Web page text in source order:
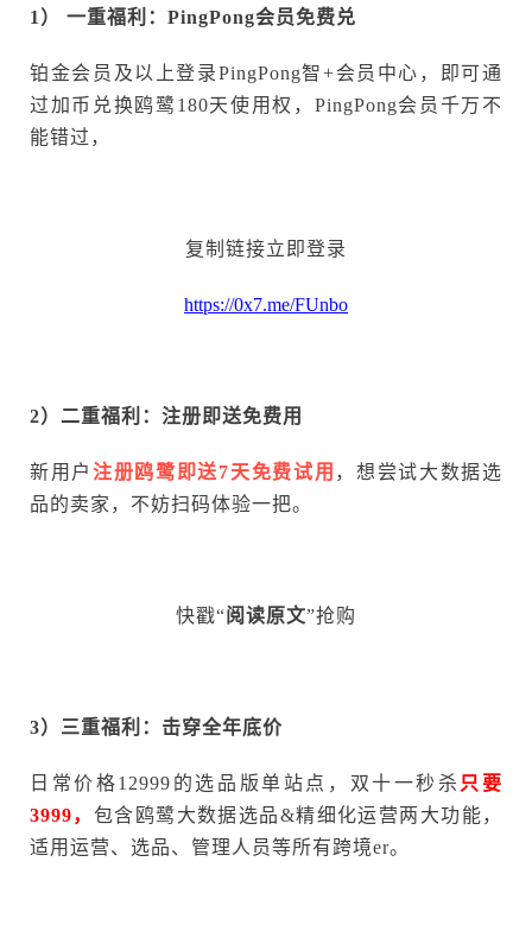
1） 一重福利： PingPong会员免费兑
铂金会员及以上登录PingPong智+会员中心，即可通
过加币兑换鸥鹭180天使用权，PingPong会员千万不
能错过，
复制链接立即登录
https://0x7.me/FUnbo
2）二重福利：注册即送免费用
新用户注册鸥鹭即送7天免费试用 ，想尝试大数据选
品的卖家，不妨扫码体验一把。
快戳“阅读原文”抢购
3）三重福利：击穿全年底价
日常价格12999的选品版单站点，双十一秒杀 只要
3999， 包含鸥鹭大数据选品&精细化运营两大功能，
适用运营、选品、管理人员等所有跨境er。